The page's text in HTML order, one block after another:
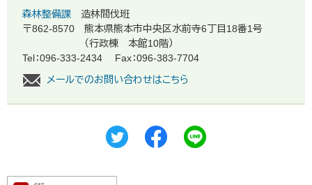
森林整備課
造林間伐班
〒862-8570
熊本県熊本市中央区水前寺6丁目18番1号
（行政棟 本館10階）
Tel：096-333-2434
Fax：096-383-7704
メールでのお問い合わせはこちら